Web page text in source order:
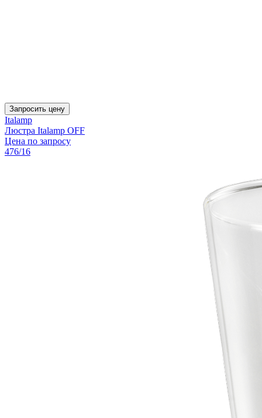
Запросить цену
Italamp
Люстра Italamp OFF
Цена по запросу
476/16